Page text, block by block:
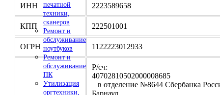
печатной
техники,
сканеров
Ремонт и
обслуживание
ноутбуков
Ремонт и
обслуживание
ПК
Утилизация
оргтехники,
ИНН 2223589658
КПП 222501001
ОГРН 1122223012933
Р/сч:
в отделение №8644 Сбербанка